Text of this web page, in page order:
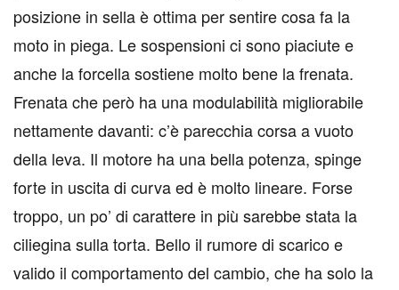
posizione in sella è ottima per sentire cosa fa la
moto in piega. Le sospensioni ci sono piaciute e
anche la forcella sostiene molto bene la frenata.
Frenata che però ha una modulabilità migliorabile
nettamente davanti: c’è parecchia corsa a vuoto
della leva. Il motore ha una bella potenza, spinge
forte in uscita di curva ed è molto lineare. Forse
troppo, un po’ di carattere in più sarebbe stata la
ciliegina sulla torta. Bello il rumore di scarico e
valido il comportamento del cambio, che ha solo la